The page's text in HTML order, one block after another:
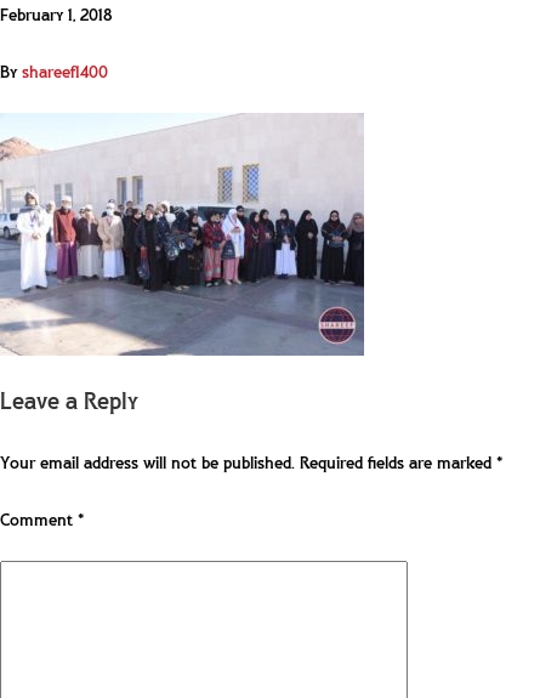
February 1, 2018
Byshareef1400
Leave a Reply
Your email address will not be published.Required fields are marked*
Comment*